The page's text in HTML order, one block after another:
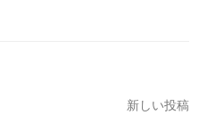
新しい投稿